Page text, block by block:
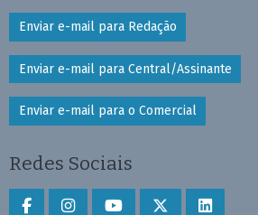
Enviar e-mail para Redação
Enviar e-mail para Central/Assinante
Enviar e-mail para o Comercial
Redes Sociais